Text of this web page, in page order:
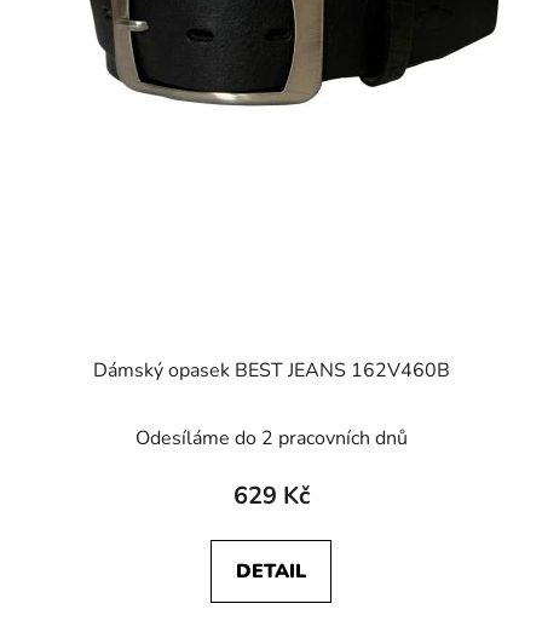
Dámský opasek BEST JEANS 162V460B
Odesíláme do 2 pracovních dnů
629 Kč
DETAIL